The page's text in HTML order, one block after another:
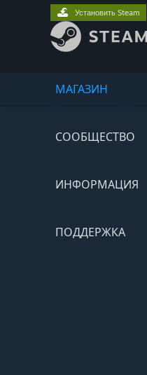
МАГАЗИН
СООБЩЕСТВО
ИНФОРМАЦИЯ
ПОДДЕРЖКА
Установить Steam